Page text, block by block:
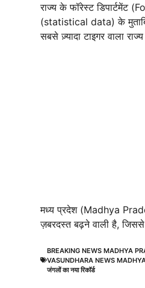
राज्य के फॉरेस्ट
(statistical data) के
सबसे ज़्यादा टाइगर वाला
मध्य प्रदेश (Madhya
ज़बरदस्त बढ़ने वाली है,
BREAKING NEWS MADHYA
VASUNDHARA NEWS
जंगलों का नया रिकॉर्ड